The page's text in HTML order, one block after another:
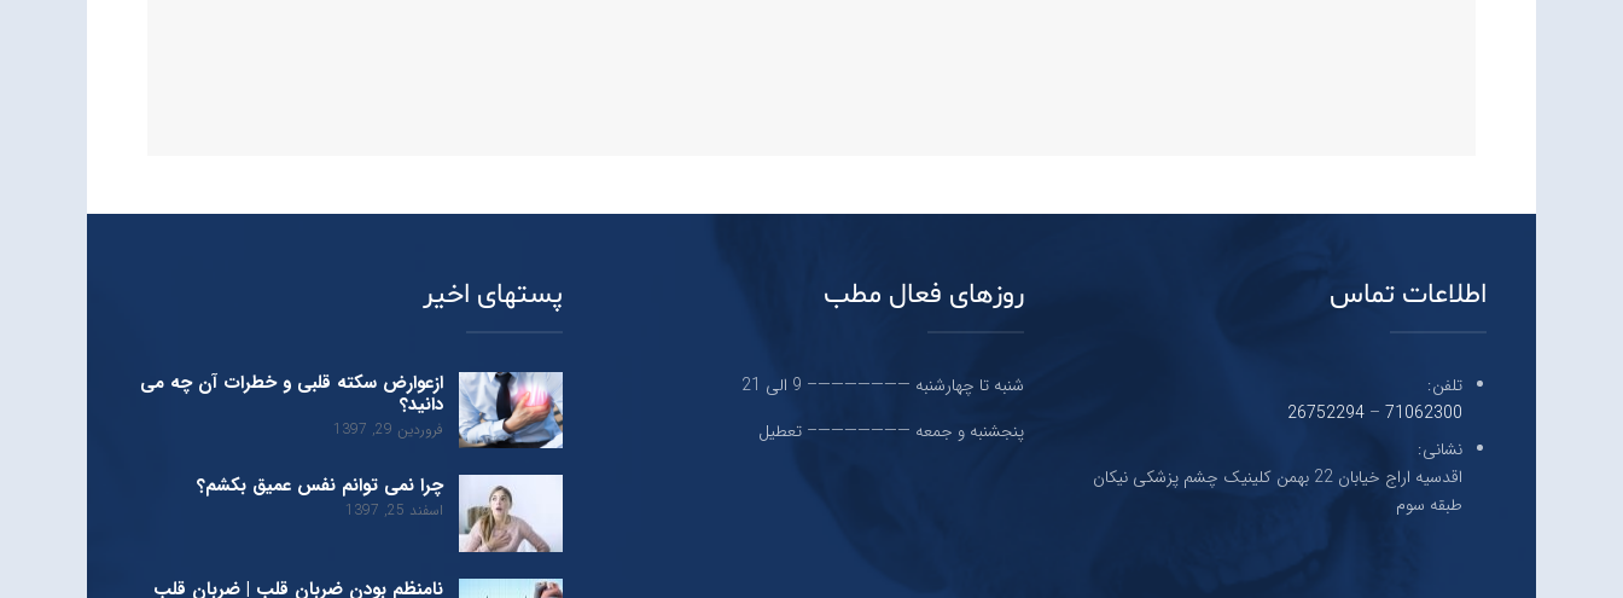
اطلاعات تماس
تلفن:
71062300
–
26752294
نشانی:
اقدسیه اراج خیابان 22 بهمن کلینیک چشم پزشکی نیکان
طبقه سوم
روزهای فعال مطب
شنبه تا چهارشنبه ———————– 9 الی 21
پنجشنبه و جمعه ———————– تعطیل
پستهای اخیر
ازعوارض سکته قلبی و خطرات آن چه می
دانید؟
فروردین 29, 1397
چرا نمی توانم نفس عمیق بکشم؟
اسفند 25, 1397
نامنظم بودن ضربان قلب | ضربان قلب